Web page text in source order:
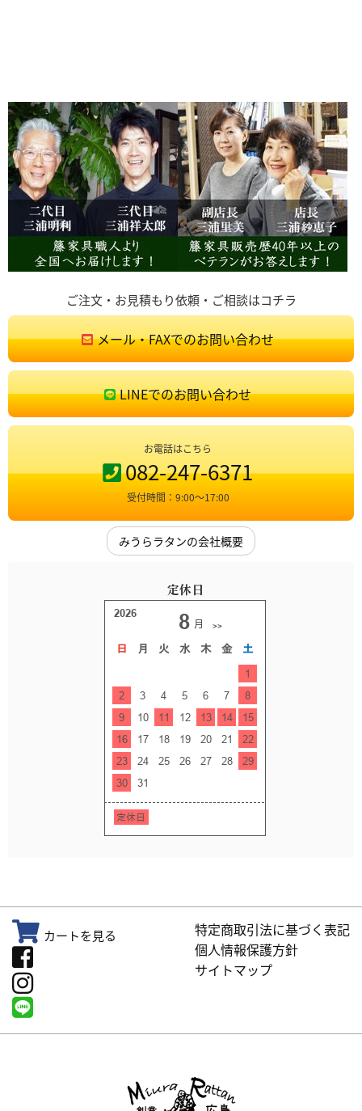
ご注文・お見積もり依頼・ご相談はコチラ
メール・FAXでのお問い合わせ
LINEでのお問い合わせ
お電話はこちら
082-247-6371
受付時間：9:00〜17:00
みうらラタンの会社概要
定休日
カートを見る
特定商取引法に基づく表記
個人情報保護方針
サイトマップ